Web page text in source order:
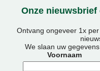
Onze nieuwsbrief
Ontvang ongeveer 1x
We slaan uw
Voornaam